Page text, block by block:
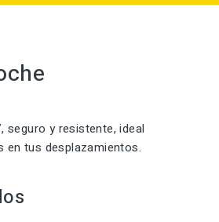
seguro y resistente, ideal
en tus desplazamientos.